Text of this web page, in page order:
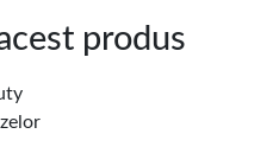
produs